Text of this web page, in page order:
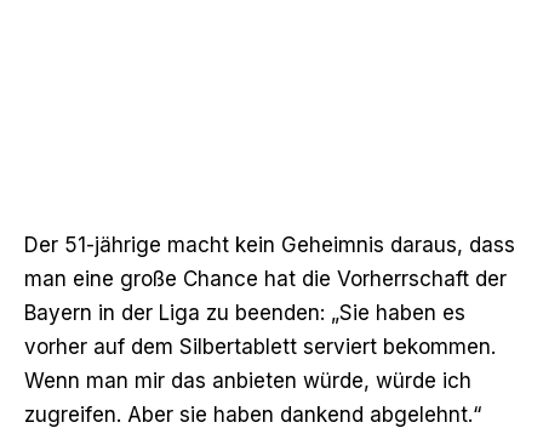
Der 51-jährige macht kein Geheimnis daraus, dass
man eine große Chance hat die Vorherrschaft der
Bayern in der Liga zu beenden: „Sie haben es
vorher auf dem Silbertablett serviert bekommen.
Wenn man mir das anbieten würde, würde ich
zugreifen. Aber sie haben dankend abgelehnt.“